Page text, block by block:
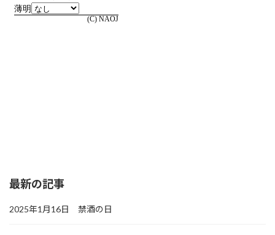
最新の記事
2025年1月16日 禁酒の日